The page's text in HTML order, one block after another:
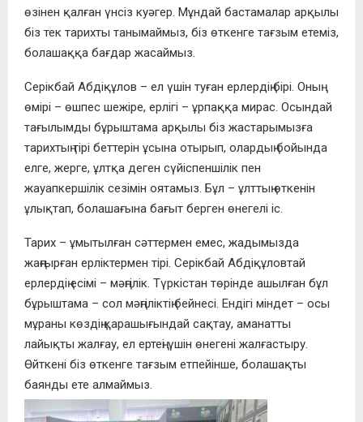
өзінен қалған үнсіз куәгер. Мұндай бастамалар арқылы
біз тек тарихты танымаймыз, біз өткенге тағзым етеміз,
болашаққа бағдар жасаймыз.
Серікбай Абдіқұлов – ел үшін туған ерлердің бірі. Оның
өмірі – өшпес шежіре, ерлігі – ұрпаққа мирас. Осындай
тағылымды бұрыштама арқылы біз жастарымызға
тарихтың тірі беттерін ұсына отырып, олардың бойында
елге, жерге, ұлтқа деген сүйіспеншілік пен
жауапкершілік сезімін оятамыз. Бұл – ұлттың өткенін
ұлықтап, болашағына бағыт берген өнегелі іс.
Тарих – ұмытылған сәттермен емес, жадымызда
жаңғырған ерліктермен тірі. Серікбай Абдіқұловтай
ерлердің есімі – мәңгілік. Түркістан төрінде ашылған бұл
бұрыштама – сол мәңгіліктің бейнесі. Ендігі міндет – осы
мұраны көздің қарашығындай сақтау, аманатты
лайықты жалғау, ел ертеңі үшін өнегені жалғастыру.
Өйткені біз өткенге тағзым етпейінше, болашақты
баянды ете алмаймыз.